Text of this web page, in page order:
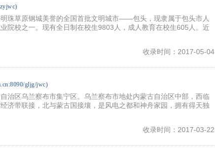
珠草原钢城美誉的全国首批文明城市——包头，现隶属于包头市人
院校之一。现有全日制在校生9803人，成人教育在校生605人。近
收录时间：2017-05-04
gljg/jwc)
治区乌兰察布市集宁区。乌兰察布市地处内蒙古自治区中部，西临
济带联接，北与蒙古国接壤，是风电之都和神舟家园，拥有得天独
收录时间：2017-03-22